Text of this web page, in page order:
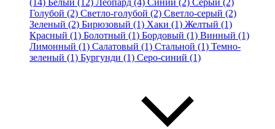
Голубой (2) Светло-голубой (2) Светло-серый (2)
Зеленый (2) Бирюзовый (1) Хаки (1) Желтый (1)
Красный (1) Болотный (1) Бордовый (1) Винный (1)
Лимонный (1) Салатовый (1) Стальной (1) Темно-
зеленый (1) Бургунди (1) Серо-синий (1)